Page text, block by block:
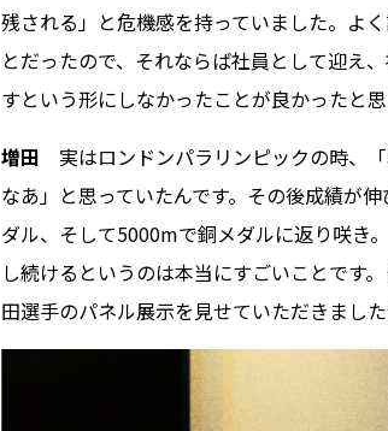
残される」と危機感を持っていました。よ
とだったので、それならば社員として迎え
すという形にしなかったことが良かったと思
増田
実はロンドンパラリンピックの時、
なあ」と思っていたんです。その後成績が
ダル、そして5000mで銅メダルに返り咲き
し続けるというのは本当にすごいことです
田選手のパネル展示を見せていただきまし